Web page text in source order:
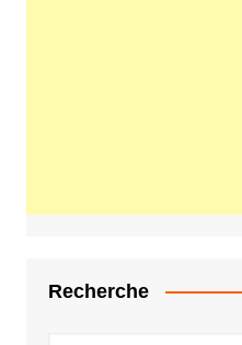
Recherche